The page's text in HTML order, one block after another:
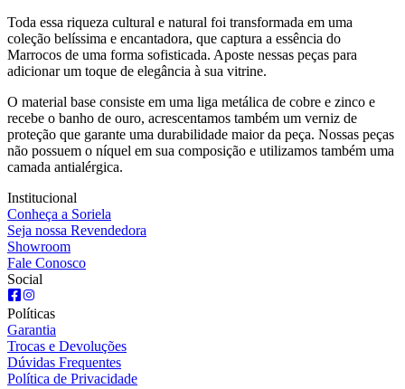
Toda essa riqueza cultural e natural foi transformada em uma
coleção belíssima e encantadora, que captura a essência do
Marrocos de uma forma sofisticada. Aposte nessas peças para
adicionar um toque de elegância à sua vitrine.
O material base consiste em uma liga metálica de cobre e zinco e
recebe o banho de ouro, acrescentamos também um verniz de
proteção que garante uma durabilidade maior da peça. Nossas peças
não possuem o níquel em sua composição e utilizamos também uma
camada antialérgica.
Institucional
Conheça a Soriela
Seja nossa Revendedora
Showroom
Fale Conosco
Social
Políticas
Garantia
Trocas e Devoluções
Dúvidas Frequentes
Política de Privacidade